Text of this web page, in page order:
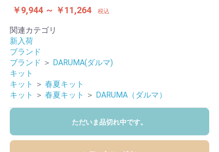
￥9,944 ～ ￥11,264 税込
関連カテゴリ
新入荷
ブランド
ブランド ＞ DARUMA(ダルマ)
キット
キット
＞ 春夏キット
キット
＞ 春夏キット ＞ DARUMA（ダルマ）
ただいま品切れ中です。